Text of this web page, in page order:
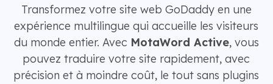
Transformez votre site web GoDaddy en une
expérience multilingue qui accueille les visiteurs
du monde entier. Avec MotaWord Active, vous
pouvez traduire votre site rapidement, avec
précision et à moindre coût, le tout sans plugins